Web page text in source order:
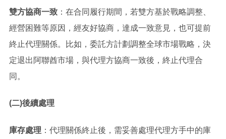
雙方協商一致：在合同履行期間，若雙方基於戰略調整、
經營困難等原因，經友好協商，達成一致意見，也可提前
終止代理關係。比如，委託方計劃調整全球市場戰略，決
定退出阿聯酋市場，與代理方協商一致後，終止代理合
同。
(二)後續處理
庫存處理 ：代理關係終止後，需妥善處理代理方手中的庫